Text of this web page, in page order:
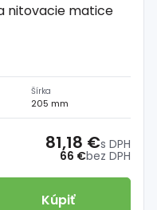
nitovacie matice
Šírka
205 mm
66 €bez DPH
81,18 €s DPH
Kúpiť